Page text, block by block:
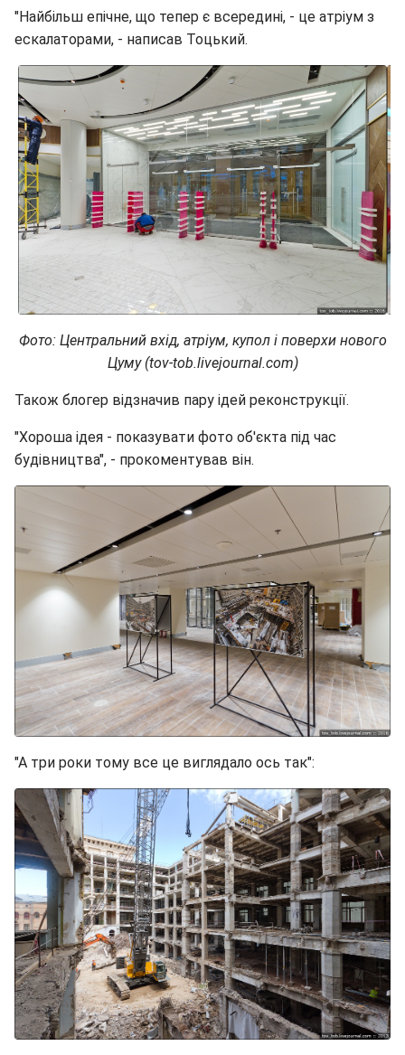
"Найбільш епічне, що тепер є всередині, - це атріум з
ескалаторами, - написав Тоцький.
Фото: Центральний вхід, атріум, купол і поверхи нового
Цуму (tov-tob.livejournal.com)
Також блогер відзначив пару ідей реконструкції.
"Хороша ідея - показувати фото об'єкта під час
будівництва", - прокоментував він.
"А три роки тому все це виглядало ось так":